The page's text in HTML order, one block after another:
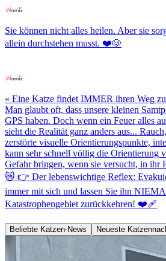
Sie können nicht alles heilen. Aber sie
allein durchstehen musst. ❤️🐶
« Eine Katze findet IMMER ihren Weg
Man glaubt oft, dass unsere kleinen
GPS haben. Doch wenn ein Feuer alles
sieht die Realität ganz anders aus...
zerstörte visuelle Orientierungspunkte,
kann sehr schnell völlig die Orientierung
Gefahr bringen, wenn sie versucht, in ihr
😿 👉 Der lebenswichtige Reflex:
immer mit sich und lassen Sie ihn
Katastrophengebiet zurückkehren! ❤️‍🩹
Beliebte Katzen-News Neueste